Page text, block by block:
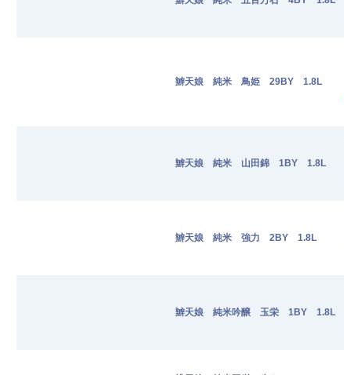
辧天娘 純米 鳥姫 29BY 1.8L
辧天娘 純米 山田錦 1BY 1.8L
辧天娘 純米 強力 2BY 1.8L
辧天娘 純米吟醸 玉栄 1BY 1.8L